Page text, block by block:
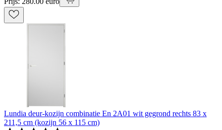
Lundia deur-kozijn combinatie En 2A01 wit gegrond rechts 83 x
211,5 cm (kozijn 56 x 115 cm)